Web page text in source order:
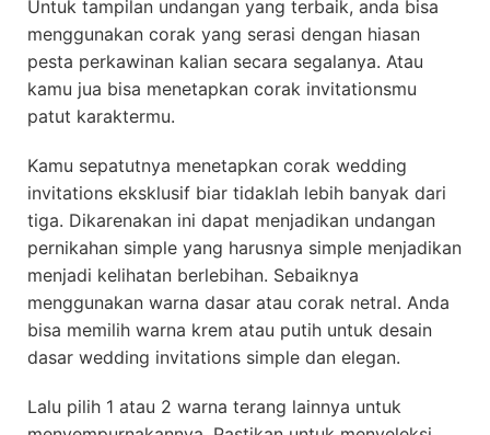
Untuk tampilan undangan yang terbaik, anda bisa
menggunakan corak yang serasi dengan hiasan
pesta perkawinan kalian secara segalanya. Atau
kamu jua bisa menetapkan corak invitationsmu
patut karaktermu.
Kamu sepatutnya menetapkan corak wedding
invitations eksklusif biar tidaklah lebih banyak dari
tiga. Dikarenakan ini dapat menjadikan undangan
pernikahan simple yang harusnya simple menjadikan
menjadi kelihatan berlebihan. Sebaiknya
menggunakan warna dasar atau corak netral. Anda
bisa memilih warna krem atau putih untuk desain
dasar wedding invitations simple dan elegan.
Lalu pilih 1 atau 2 warna terang lainnya untuk